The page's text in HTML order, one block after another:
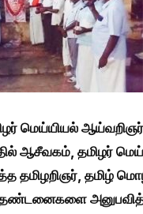
மெய்யியல்
ஆசீவகம், தமிழர்
தமிழறிஞர், தமிழ்
தண்டனைகளை